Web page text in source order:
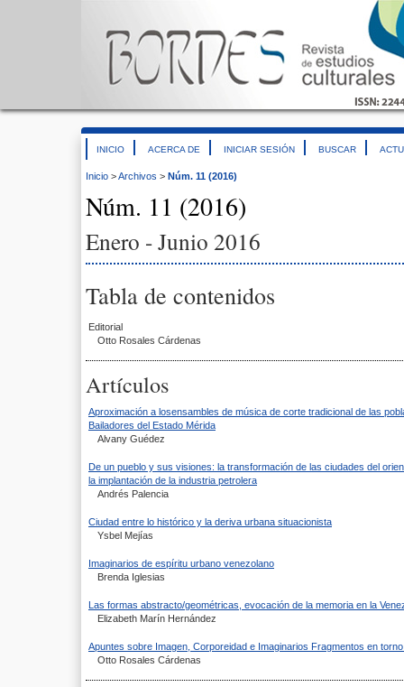
INICIO ACERCA DE INICIAR SESIÓN BUSCAR
Inicio >Archivos > Núm. 11 (2016)
Núm. 11 (2016)
Enero - Junio 2016
Tabla de contenidos
Editorial
Otto Rosales Cárdenas
Artículos
Aproximación a losensambles de música de corte tradicional de las
Bailadores del Estado Mérida
Alvany Guédez
De un pueblo y sus visiones: la transformación de las ciudades del
la implantación de la industria petrolera
Andrés Palencia
Ciudad entre lo histórico y la deriva urbana situacionista
Ysbel Mejías
Imaginarios de espíritu urbano venezolano
Brenda Iglesias
Las formas abstracto/geométricas, evocación de la memoria en la
Elizabeth Marín Hernández
Apuntes sobre Imagen, Corporeidad e Imaginarios Fragmentos en
Otto Rosales Cárdenas